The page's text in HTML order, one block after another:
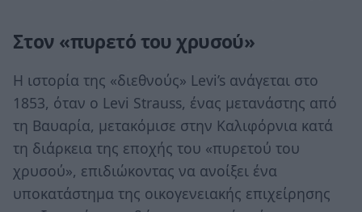
Στον «πυρετό του χρυσού»
Η ιστορία της «διεθνούς» Levi’s ανάγεται στο
1853, όταν ο Levi Strauss, ένας μετανάστης από
τη Βαυαρία, μετακόμισε στην Καλιφόρνια κατά
τη διάρκεια της εποχής του «πυρετού του
χρυσού», επιδιώκοντας να ανοίξει ένα
υποκατάστημα της οικογενειακής επιχείρησης